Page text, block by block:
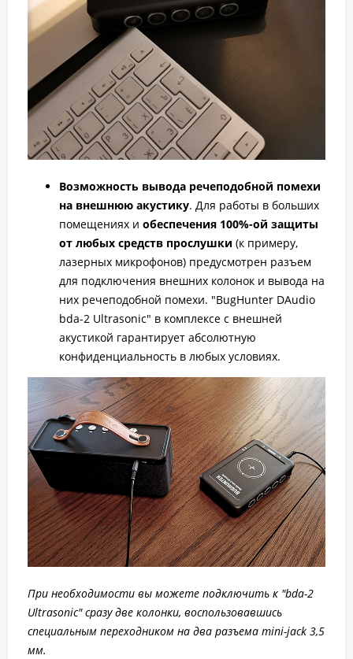
Возможность вывода речеподобной помехи
на внешнюю акустику. Для работы в больших
помещениях и обеспечения 100%-ой защиты
от любых средств прослушки (к примеру,
лазерных микрофонов) предусмотрен разъем
для подключения внешних колонок и вывода на
них речеподобной помехи. "BugHunter DAudio
bda-2 Ultrasonic" в комплексе с внешней
акустикой гарантирует абсолютную
конфиденциальность в любых условиях.
При необходимости вы можете подключить к "bda-2
Ultrasonic" сразу две колонки, воспользовавшись
специальным переходником на два разъема mini-jack 3,5
мм.